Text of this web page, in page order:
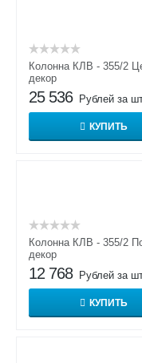
Колонна КЛВ - 355/2
декор
25 536 Рублей за
КУПИТЬ
Колонна КЛВ - 355/2
декор
12 768 Рублей за
КУПИТЬ